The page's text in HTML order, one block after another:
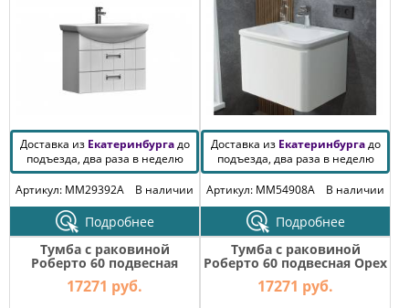
Доставка из Екатеринбургадо
подъезда, два раза в неделю
Артикул: MM29392A
В наличии
Подробнее
Доставка из Екатеринбургадо
подъезда, два раза в неделю
Артикул: MM54908A
В наличии
Подробнее
Тумба с раковиной
Роберто 60 подвесная
Графит 1 ящик
17271 руб.
Тумба с раковиной
Роберто 60 подвесная Орех
Пекан шоколад 1 ящик
17271 руб.